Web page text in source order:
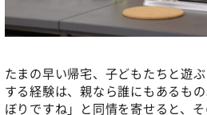
たまの早い帰宅、子どもたちと遊
する経験は、親なら誰にもあるも
ぼりですね」と同情を寄せると、